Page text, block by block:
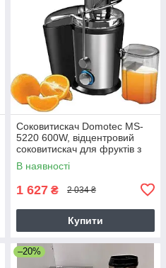
Соковитискач Domotec MS-
5220 600W, відцентровий
соковитискач для фруктів з
ємністю 500мл, 2 швидкості
В наявності
1 627 ₴ 2 034 ₴
Купити
–20%